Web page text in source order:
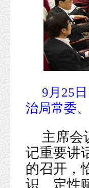
9月25
治局常委
主席会
记重要讲
的召开，
识、定性